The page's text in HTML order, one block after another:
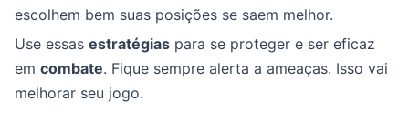
escolhem bem suas posições se saem melhor.
Use essas estratégias para se proteger e ser eficaz
em combate. Fique sempre alerta a ameaças. Isso vai
melhorar seu jogo.